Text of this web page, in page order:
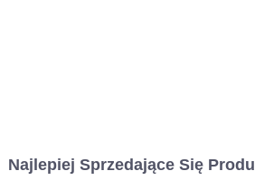
Najlepiej Sprzedające Się